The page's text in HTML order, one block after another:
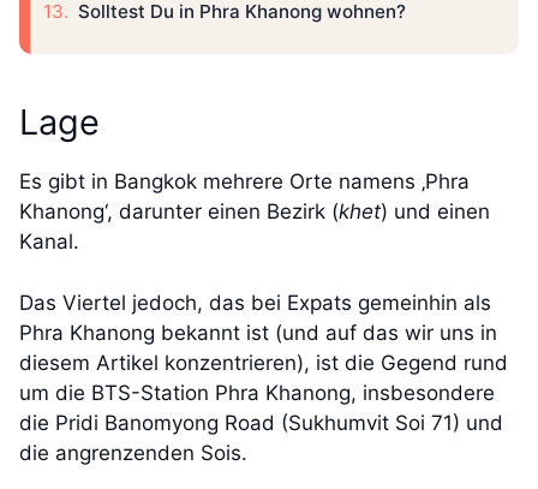
Solltest Du in Phra Khanong wohnen?
Lage
Es gibt in Bangkok mehrere Orte namens ‚Phra
Khanong‘, darunter einen Bezirk (khet) und einen
Kanal.
Das Viertel jedoch, das bei Expats gemeinhin als
Phra Khanong bekannt ist (und auf das wir uns in
diesem Artikel konzentrieren), ist die Gegend rund
um die BTS-Station Phra Khanong, insbesondere
die Pridi Banomyong Road (Sukhumvit Soi 71) und
die angrenzenden Sois.